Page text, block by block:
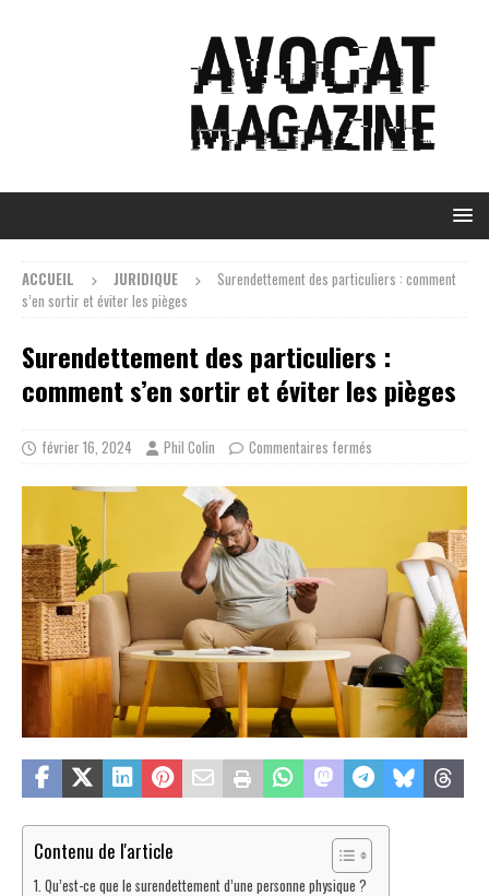
ACCUEIL JURIDIQUE
Surendettement des particuliers : comment
s’en sortir et éviter les pièges
Surendettement des particuliers :
comment s’en sortir et éviter les pièges
février 16, 2024 Phil Colin Commentaires fermés
Contenu de l'article
Qu’est-ce que le surendettement d’une personne physique ?